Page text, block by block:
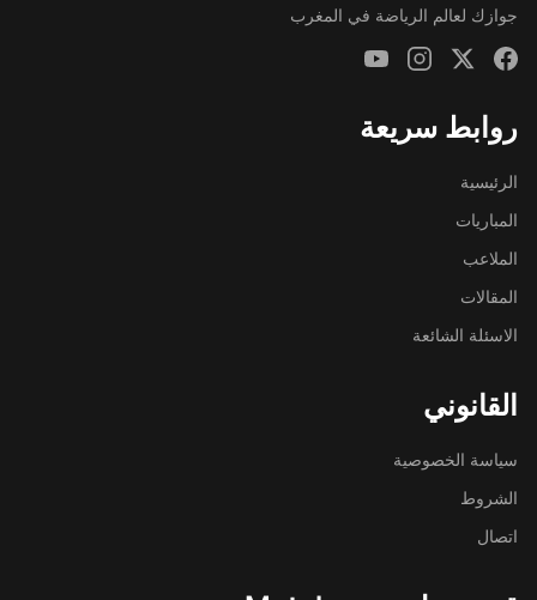
جوازك لعالم الرياضة في المغرب
روابط سريعة
الرئيسية
المباريات
الملاعب
المقالات
الاسئلة الشائعة
القانوني
سياسة الخصوصية
الشروط
اتصال